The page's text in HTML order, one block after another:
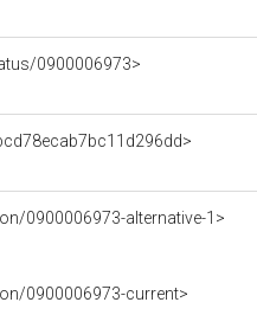
0900006973>
0900006973-alternative-1>
0900006973-current>